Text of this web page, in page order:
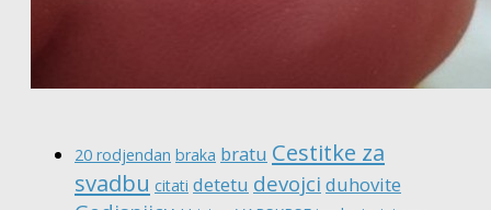
20 rodjendan braka bratu Cestitke za
svadbu citati detetu devojci duhovite